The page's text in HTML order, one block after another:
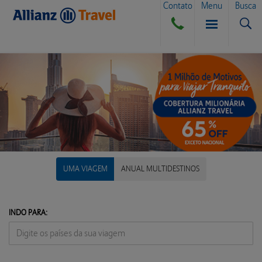
Contato Menu Busca
SEGURO VIAGEM
SEGURO VIAGEM AÉREO
SEGURO VIAGEM TERRESTRE
SEGURO VIAGEM MARÍTIMO
BLOG
COMPRA DE CÂMBIO
DÚVIDAS E DICAS
UMA VIAGEM ANUAL MULTIDESTINOS
INDO PARA: